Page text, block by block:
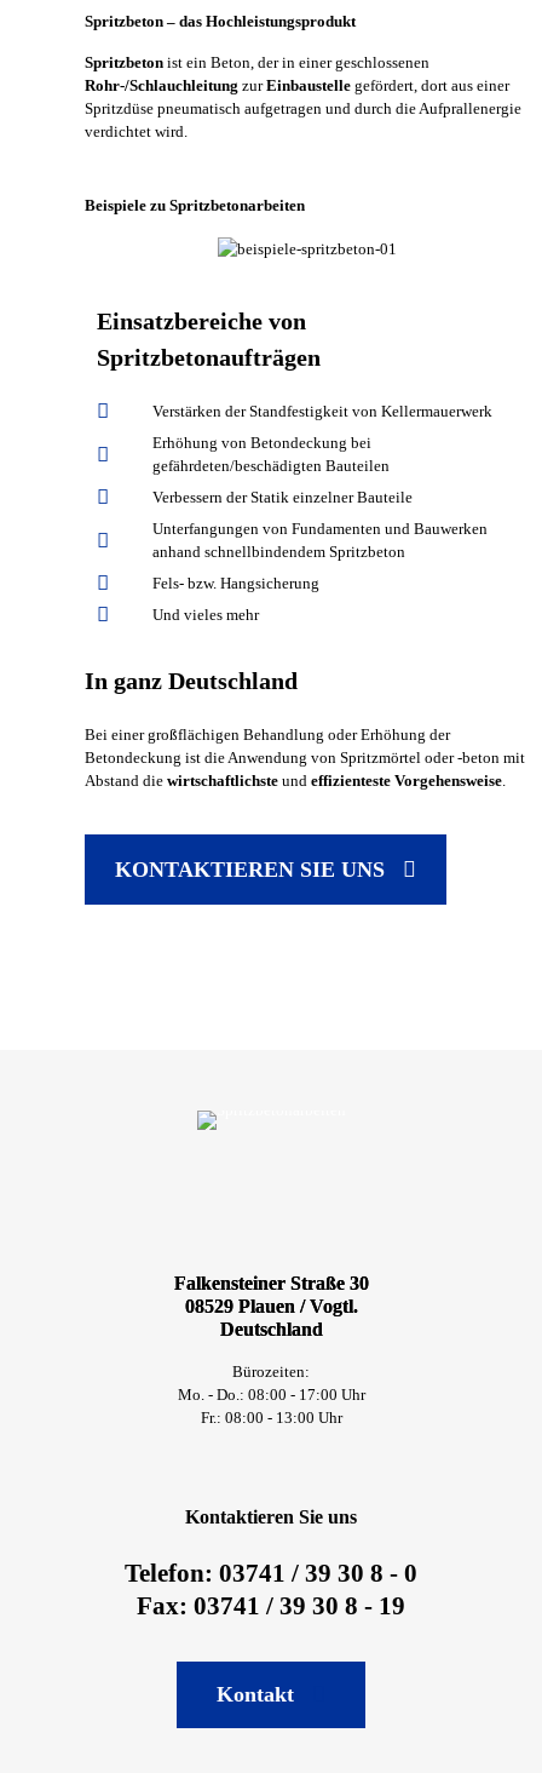
Spritzbeton – das Hochleistungsprodukt
Spritzbeton ist ein Beton, der in einer geschlossenen
Rohr-/Schlauchleitung zurEinbaustelle gefördert, dort aus einer
Spritzdüse pneumatisch aufgetragen und durch die Aufprallenergie
verdichtet wird.
Beispiele zu Spritzbetonarbeiten
Einsatzbereiche von
Spritzbetonaufträgen
Verstärken der Standfestigkeit von Kellermauerwerk
Erhöhung von Betondeckung bei
gefährdeten/beschädigten Bauteilen
Verbessern der Statik einzelner Bauteile
Unterfangungen von Fundamenten und Bauwerken
anhand schnellbindendem Spritzbeton
Fels- bzw. Hangsicherung
Und vieles mehr
In ganz Deutschland
Bei einer großflächigen Behandlung oder Erhöhung der
Betondeckung ist die Anwendung von Spritzmörtel oder -beton mit
Abstand die wirtschaftlichste und effizienteste Vorgehensweise.
KONTAKTIEREN SIE UNS
Falkensteiner Straße 30
08529 Plauen / Vogtl.
Deutschland
Bürozeiten:
Mo. - Do.: 08:00 - 17:00 Uhr
Fr.: 08:00 - 13:00 Uhr
Kontaktieren Sie uns
Telefon: 03741 / 39 30 8 - 0
Fax: 03741 / 39 30 8 - 19
Kontakt